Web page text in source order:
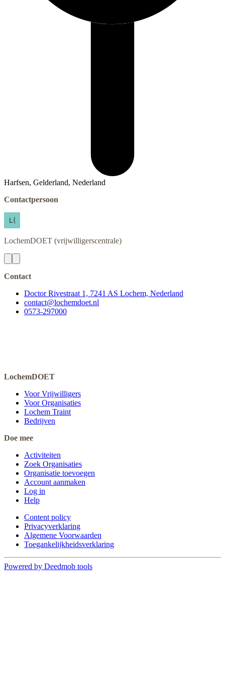
Harfsen, Gelderland, Nederland
Contactpersoon
LochemDOET (vrijwilligerscentrale)
Contact
Doctor Rivestraat 1, 7241 AS Lochem, Nederland
contact@lochemdoet.nl
0573-297000
LochemDOET
Voor Vrijwilligers
Voor Organisaties
Lochem Traint
Bedrijven
Doe mee
Activiteiten
Zoek Organisaties
Organisatie toevoegen
Account aanmaken
Log in
Help
Content policy
Privacyverklaring
Algemene Voorwaarden
Toegankelijkheidsverklaring
Powered by Deedmob tools